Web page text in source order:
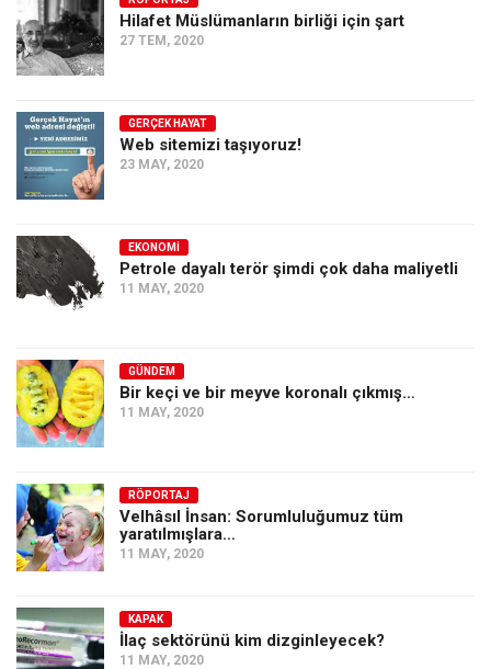
Ekonomi
Spor
Sağlık
Gıda-Beslenme
Türkiye
Siyaset
Dünya
Asya
Amerika
Avustralya
Tarih
Düşünce
Dosyalar
Hilafet Müslümanların birliği için şart
27 TEM, 2020
GERÇEK HAYAT
Web sitemizi taşıyoruz!
23 MAY, 2020
EKONOMI
Petrole dayalı terör şimdi çok daha maliyetli
11 MAY, 2020
GÜNDEM
Bir keçi ve bir meyve koronalı çıkmış…
11 MAY, 2020
RÖPORTAJ
Velhâsıl İnsan: Sorumluluğumuz tüm
yaratılmışlara…
11 MAY, 2020
KAPAK
İlaç sektörünü kim dizginleyecek?
11 MAY, 2020